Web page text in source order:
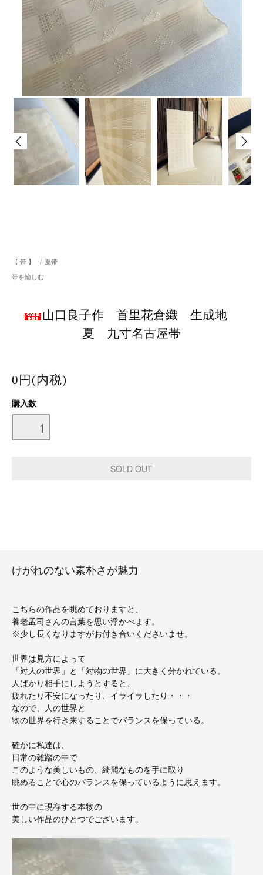
【 帯 】 / 夏帯
帯を愉しむ
山口良子作 首里花倉織 生成地
夏 九寸名古屋帯
0円(内税)
購入数
けがれのない素朴さが魅力
こちらの作品を眺めておりますと、
養老孟司さんの言葉を思い浮かべます。
※少し長くなりますがお付き合いくださいませ。
世界は見方によって
「対人の世界」と「対物の世界」に大きく分かれている。
人ばかり相手にしようとすると、
疲れたり不安になったり、イライラしたり・・・
なので、人の世界と
物の世界を行き来することでバランスを保っている。
確かに私達は、
日常の雑踏の中で
このような美しいもの、綺麗なものを手に取り
眺めることで心のバランスを保っているように思えます。
世の中に現存する本物の
美しい作品のひとつでございます。